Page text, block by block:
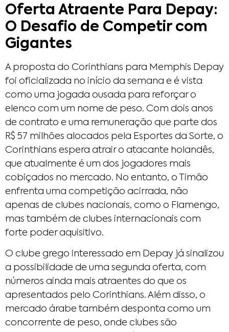
Oferta Atraente Para Depay:
O Desafio de Competir com
Gigantes
A proposta do Corinthians para Memphis Depay
foi oficializada no início da semana e é vista
como uma jogada ousada para reforçar o
elenco com um nome de peso. Com dois anos
de contrato e uma remuneração que parte dos
R$ 57 milhões alocados pela Esportes da Sorte, o
Corinthians espera atrair o atacante holandês,
que atualmente é um dos jogadores mais
cobiçados no mercado. No entanto, o Timão
enfrenta uma competição acirrada, não
apenas de clubes nacionais, como o Flamengo,
mas também de clubes internacionais com
forte poder aquisitivo.
O clube grego interessado em Depay já sinalizou
a possibilidade de uma segunda oferta, com
números ainda mais atraentes do que os
apresentados pelo Corinthians. Além disso, o
mercado árabe também desponta como um
concorrente de peso, onde clubes são